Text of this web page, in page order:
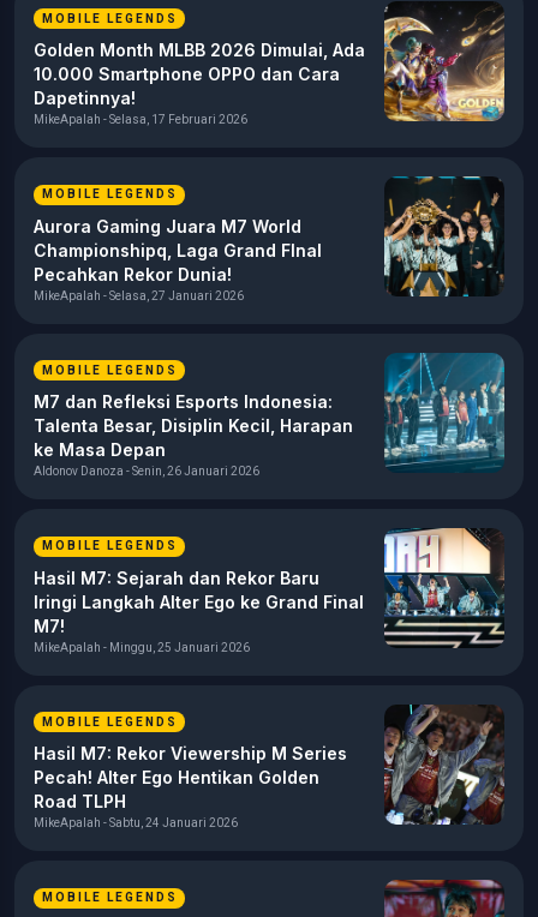
MOBILE LEGENDS
Golden Month MLBB 2026 Dimulai, Ada
10.000 Smartphone OPPO dan Cara
Dapetinnya!
MikeApalah - Selasa, 17 Februari 2026
MOBILE LEGENDS
Aurora Gaming Juara M7 World
Championshipq, Laga Grand FInal
Pecahkan Rekor Dunia!
MikeApalah - Selasa, 27 Januari 2026
MOBILE LEGENDS
M7 dan Refleksi Esports Indonesia:
Talenta Besar, Disiplin Kecil, Harapan
ke Masa Depan
Aldonov Danoza - Senin, 26 Januari 2026
MOBILE LEGENDS
Hasil M7: Sejarah dan Rekor Baru
Iringi Langkah Alter Ego ke Grand Final
M7!
MikeApalah - Minggu, 25 Januari 2026
MOBILE LEGENDS
Hasil M7: Rekor Viewership M Series
Pecah! Alter Ego Hentikan Golden
Road TLPH
MikeApalah - Sabtu, 24 Januari 2026
MOBILE LEGENDS